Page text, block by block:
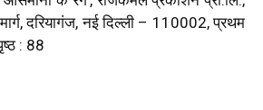
दरियागंज, नई दिल्ली – 110002, प्रथम
: 88